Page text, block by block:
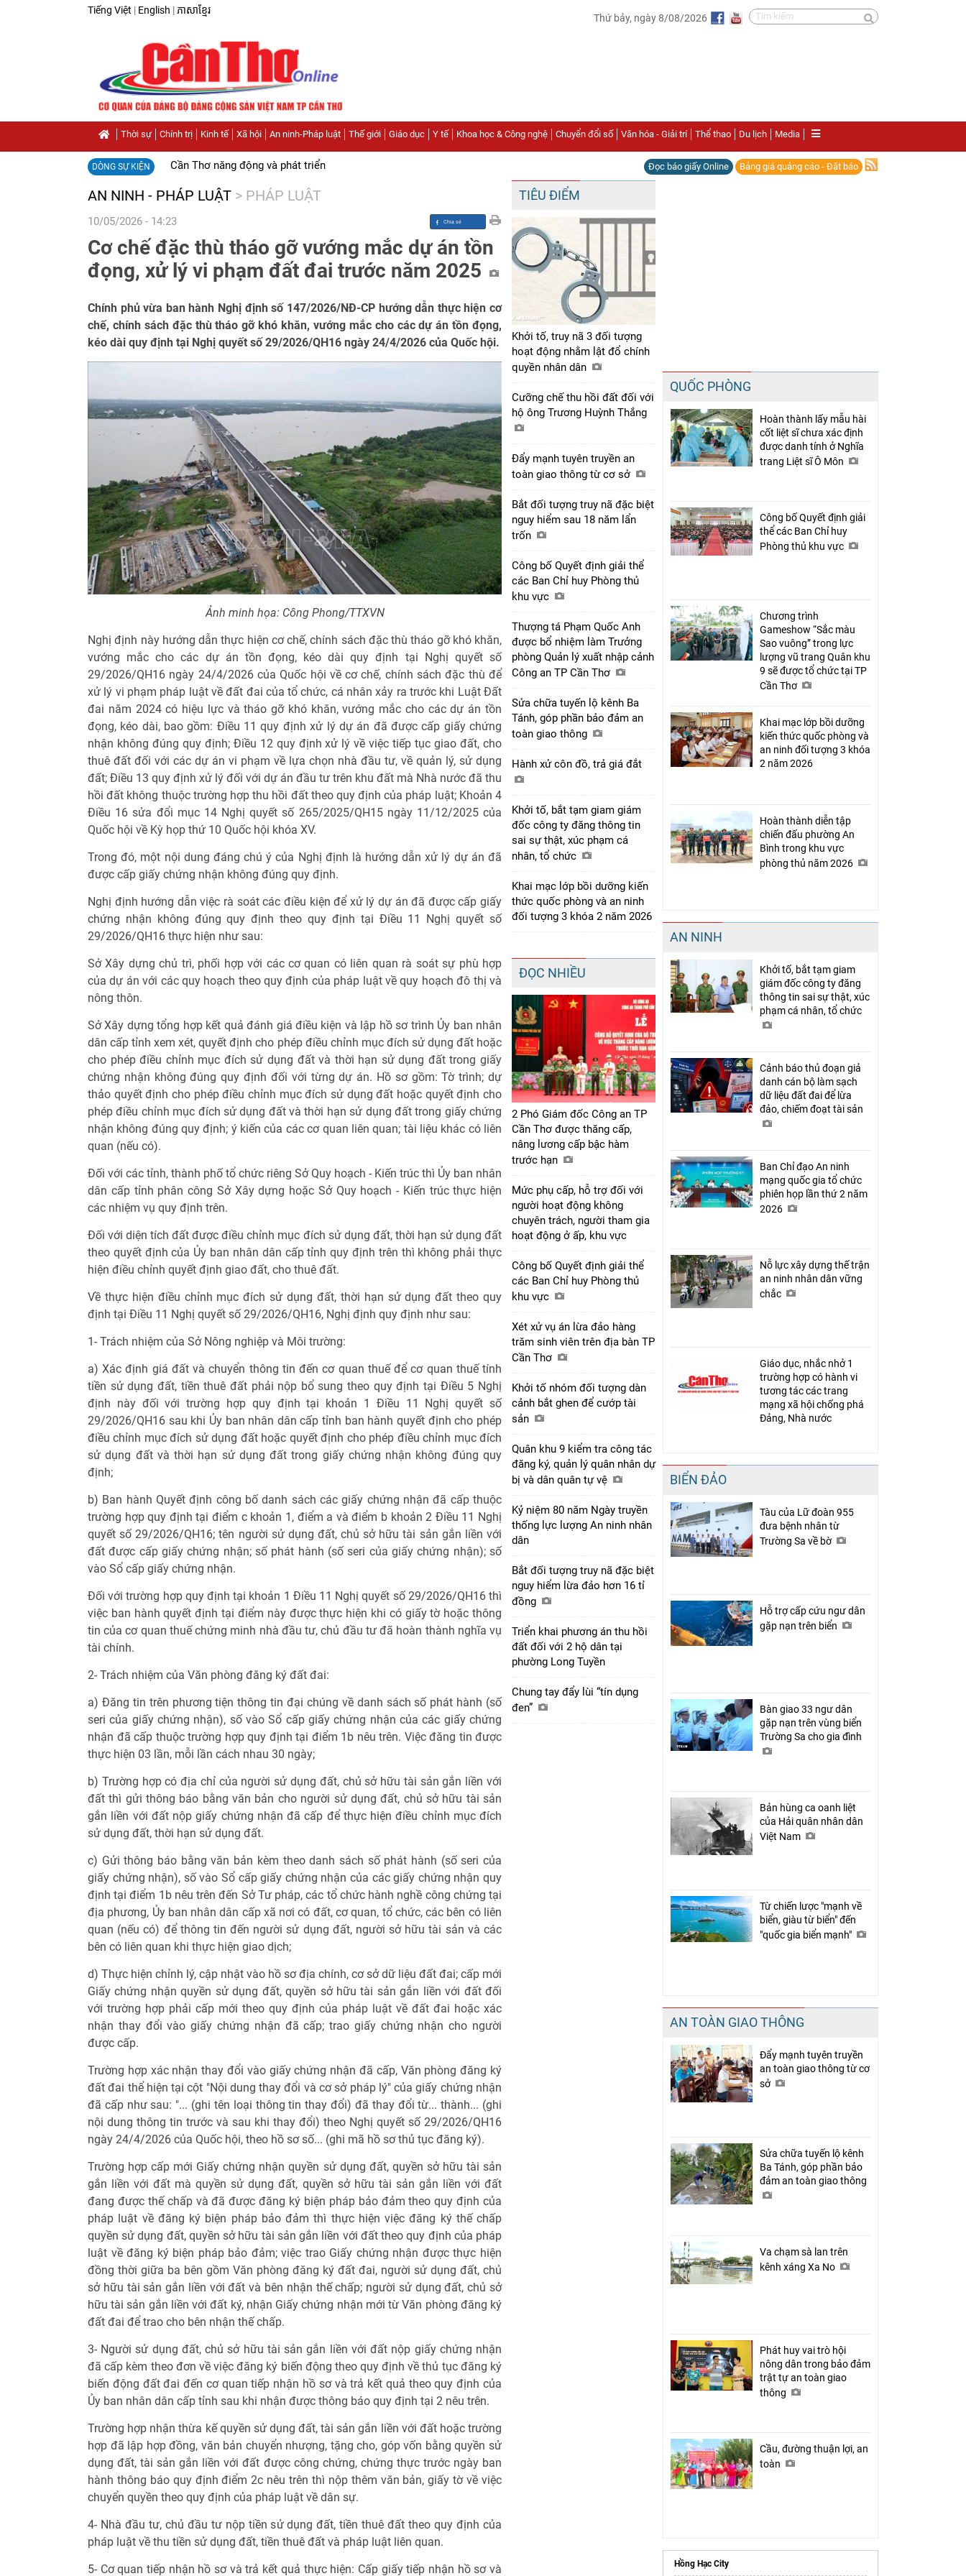
Tiếng Việt | English | ភាសាខ្មែរ
Thứ bảy, ngày 8/08/2026
Thời sự Chính trị Kinh tế Xã hội An ninh-Pháp luật Thế giới Giáo dục Y tế Khoa học & Công nghệ Chuyển đổi số Văn hóa - Giải trí Thể thao Du lịch Media
DÒNG SỰ KIỆN Cần Thơ năng động và phát triển Đọc báo giấy Online Bảng giá quảng cáo - Đặt báo
AN NINH - PHÁP LUẬT > PHÁP LUẬT
10/05/2026 - 14:23
Chia sẻ
Facebook
Cơ chế đặc thù tháo gỡ vướng mắc dự án tồn
đọng, xử lý vi phạm đất đai trước năm 2025
Chính phủ vừa ban hành Nghị định số 147/2026/NĐ-CP hướng dẫn thực hiện cơ
chế, chính sách đặc thù tháo gỡ khó khăn, vướng mắc cho các dự án tồn đọng,
kéo dài quy định tại Nghị quyết số 29/2026/QH16 ngày 24/4/2026 của Quốc hội.
Ảnh minh họa: Công Phong/TTXVN
Nghị định này hướng dẫn thực hiện cơ chế, chính sách đặc thù tháo gỡ khó khăn,
vướng mắc cho các dự án tồn đọng, kéo dài quy định tại Nghị quyết số
29/2026/QH16 ngày 24/4/2026 của Quốc hội về cơ chế, chính sách đặc thù để
xử lý vi phạm pháp luật về đất đai của tổ chức, cá nhân xảy ra trước khi Luật Đất
đai năm 2024 có hiệu lực và tháo gỡ khó khăn, vướng mắc cho các dự án tồn
đọng, kéo dài, bao gồm: Điều 11 quy định xử lý dự án đã được cấp giấy chứng
nhận không đúng quy định; Điều 12 quy định xử lý về việc tiếp tục giao đất, cho
thuê đất đối với các dự án vi phạm về lựa chọn nhà đầu tư, về quản lý, sử dụng
đất; Điều 13 quy định xử lý đối với dự án đầu tư trên khu đất mà Nhà nước đã thu
hồi đất không thuộc trường hợp thu hồi đất theo quy định của pháp luật; Khoản 4
Điều 16 sửa đổi mục 14 Nghị quyết số 265/2025/QH15 ngày 11/12/2025 của
Quốc hội về Kỳ họp thứ 10 Quốc hội khóa XV.
Trong đó, một nội dung đáng chú ý của Nghị định là hướng dẫn xử lý dự án đã
được cấp giấy chứng nhận không đúng quy định.
Nghị định hướng dẫn việc rà soát các điều kiện để xử lý dự án đã được cấp giấy
chứng nhận không đúng quy định theo quy định tại Điều 11 Nghị quyết số
29/2026/QH16 thực hiện như sau:
Sở Xây dựng chủ trì, phối hợp với các cơ quan có liên quan rà soát sự phù hợp
của dự án với các quy hoạch theo quy định của pháp luật về quy hoạch đô thị và
nông thôn.
Sở Xây dựng tổng hợp kết quả đánh giá điều kiện và lập hồ sơ trình Ủy ban nhân
dân cấp tỉnh xem xét, quyết định cho phép điều chỉnh mục đích sử dụng đất hoặc
cho phép điều chỉnh mục đích sử dụng đất và thời hạn sử dụng đất trong giấy
chứng nhận không đúng quy định đối với từng dự án. Hồ sơ gồm: Tờ trình; dự
thảo quyết định cho phép điều chỉnh mục đích sử dụng đất hoặc quyết định cho
phép điều chỉnh mục đích sử dụng đất và thời hạn sử dụng đất trong giấy chứng
nhận không đúng quy định; ý kiến của các cơ quan liên quan; tài liệu khác có liên
quan (nếu có).
Đối với các tỉnh, thành phố tổ chức riêng Sở Quy hoạch - Kiến trúc thì Ủy ban nhân
dân cấp tỉnh phân công Sở Xây dựng hoặc Sở Quy hoạch - Kiến trúc thực hiện
các nhiệm vụ quy định trên.
Đối với diện tích đất được điều chỉnh mục đích sử dụng đất, thời hạn sử dụng đất
theo quyết định của Ủy ban nhân dân cấp tỉnh quy định trên thì không phải thực
hiện điều chỉnh quyết định giao đất, cho thuê đất.
Về thực hiện điều chỉnh mục đích sử dụng đất, thời hạn sử dụng đất theo quy
định tại Điều 11 Nghị quyết số 29/2026/QH16, Nghị định quy định như sau:
1- Trách nhiệm của Sở Nông nghiệp và Môi trường:
a) Xác định giá đất và chuyển thông tin đến cơ quan thuế để cơ quan thuế tính
tiền sử dụng đất, tiền thuê đất phải nộp bổ sung theo quy định tại Điều 5 Nghị
định này đối với trường hợp quy định tại khoản 1 Điều 11 Nghị quyết số
29/2026/QH16 sau khi Ủy ban nhân dân cấp tỉnh ban hành quyết định cho phép
điều chỉnh mục đích sử dụng đất hoặc quyết định cho phép điều chỉnh mục đích
sử dụng đất và thời hạn sử dụng đất trong giấy chứng nhận không đúng quy
định;
b) Ban hành Quyết định công bố danh sách các giấy chứng nhận đã cấp thuộc
trường hợp quy định tại điểm c khoản 1, điểm a và điểm b khoản 2 Điều 11 Nghị
quyết số 29/2026/QH16; tên người sử dụng đất, chủ sở hữu tài sản gắn liền với
đất được cấp giấy chứng nhận; số phát hành (số seri của giấy chứng nhận); số
vào Sổ cấp giấy chứng nhận.
Đối với trường hợp quy định tại khoản 1 Điều 11 Nghị quyết số 29/2026/QH16 thì
việc ban hành quyết định tại điểm này được thực hiện khi có giấy tờ hoặc thông
tin của cơ quan thuế chứng minh nhà đầu tư, chủ đầu tư đã hoàn thành nghĩa vụ
tài chính.
2- Trách nhiệm của Văn phòng đăng ký đất đai:
a) Đăng tin trên phương tiện thông tin đại chúng về danh sách số phát hành (số
seri của giấy chứng nhận), số vào Sổ cấp giấy chứng nhận của các giấy chứng
nhận đã cấp thuộc trường hợp quy định tại điểm 1b nêu trên. Việc đăng tin được
thực hiện 03 lần, mỗi lần cách nhau 30 ngày;
b) Trường hợp có địa chỉ của người sử dụng đất, chủ sở hữu tài sản gắn liền với
đất thì gửi thông báo bằng văn bản cho người sử dụng đất, chủ sở hữu tài sản
gắn liền với đất nộp giấy chứng nhận đã cấp để thực hiện điều chỉnh mục đích
sử dụng đất, thời hạn sử dụng đất.
c) Gửi thông báo bằng văn bản kèm theo danh sách số phát hành (số seri của
giấy chứng nhận), số vào Sổ cấp giấy chứng nhận của các giấy chứng nhận quy
định tại điểm 1b nêu trên đến Sở Tư pháp, các tổ chức hành nghề công chứng tại
địa phương, Ủy ban nhân dân cấp xã nơi có đất, cơ quan, tổ chức, các bên có liên
quan (nếu có) để thông tin đến người sử dụng đất, người sở hữu tài sản và các
bên có liên quan khi thực hiện giao dịch;
d) Thực hiện chỉnh lý, cập nhật vào hồ sơ địa chính, cơ sở dữ liệu đất đai; cấp mới
Giấy chứng nhận quyền sử dụng đất, quyền sở hữu tài sản gắn liền với đất đối
với trường hợp phải cấp mới theo quy định của pháp luật về đất đai hoặc xác
nhận thay đổi vào giấy chứng nhận đã cấp; trao giấy chứng nhận cho người
được cấp.
Trường hợp xác nhận thay đổi vào giấy chứng nhận đã cấp, Văn phòng đăng ký
đất đai thể hiện tại cột "Nội dung thay đổi và cơ sở pháp lý" của giấy chứng nhận
đã cấp như sau: "... (ghi tên loại thông tin thay đổi) đã thay đổi từ... thành... (ghi
nội dung thông tin trước và sau khi thay đổi) theo Nghị quyết số 29/2026/QH16
ngày 24/4/2026 của Quốc hội, theo hồ sơ số... (ghi mã hồ sơ thủ tục đăng ký).
Trường hợp cấp mới Giấy chứng nhận quyền sử dụng đất, quyền sở hữu tài sản
gắn liền với đất mà quyền sử dụng đất, quyền sở hữu tài sản gắn liền với đất
đang được thế chấp và đã được đăng ký biện pháp bảo đảm theo quy định của
pháp luật về đăng ký biện pháp bảo đảm thì thực hiện việc đăng ký thế chấp
quyền sử dụng đất, quyền sở hữu tài sản gắn liền với đất theo quy định của pháp
luật về đăng ký biện pháp bảo đảm; việc trao Giấy chứng nhận được thực hiện
đồng thời giữa ba bên gồm Văn phòng đăng ký đất đai, người sử dụng đất, chủ
sở hữu tài sản gắn liền với đất và bên nhận thế chấp; người sử dụng đất, chủ sở
hữu tài sản gắn liền với đất ký, nhận Giấy chứng nhận mới từ Văn phòng đăng ký
đất đai để trao cho bên nhận thế chấp.
3- Người sử dụng đất, chủ sở hữu tài sản gắn liền với đất nộp giấy chứng nhận
đã cấp kèm theo đơn về việc đăng ký biến động theo quy định về thủ tục đăng ký
biến động đất đai đến cơ quan tiếp nhận hồ sơ và trả kết quả theo quy định của
Ủy ban nhân dân cấp tỉnh sau khi nhận được thông báo quy định tại 2 nêu trên.
Trường hợp nhận thừa kế quyền sử dụng đất, tài sản gắn liền với đất hoặc trường
hợp đã lập hợp đồng, văn bản chuyển nhượng, tặng cho, góp vốn bằng quyền sử
dụng đất, tài sản gắn liền với đất được công chứng, chứng thực trước ngày ban
hành thông báo quy định điểm 2c nêu trên thì nộp thêm văn bản, giấy tờ về việc
chuyển quyền theo quy định của pháp luật về dân sự.
4- Nhà đầu tư, chủ đầu tư nộp tiền sử dụng đất, tiền thuê đất theo quy định của
pháp luật về thu tiền sử dụng đất, tiền thuê đất và pháp luật liên quan.
5- Cơ quan tiếp nhận hồ sơ và trả kết quả thực hiện: Cấp giấy tiếp nhận hồ sơ và
TIÊU ĐIỂM
Khởi tố, truy nã 3 đối tượng
hoạt động nhằm lật đổ chính
quyền nhân dân
Cưỡng chế thu hồi đất đối với
hộ ông Trương Huỳnh Thắng
Đẩy mạnh tuyên truyền an
toàn giao thông từ cơ sở
Bắt đối tượng truy nã đặc biệt
nguy hiểm sau 18 năm lẩn
trốn
Công bố Quyết định giải thể
các Ban Chỉ huy Phòng thủ
khu vực
Thượng tá Phạm Quốc Anh
được bổ nhiệm làm Trưởng
phòng Quản lý xuất nhập cảnh
Công an TP Cần Thơ
Sửa chữa tuyến lộ kênh Ba
Tánh, góp phần bảo đảm an
toàn giao thông
Hành xử côn đồ, trả giá đắt
Khởi tố, bắt tạm giam giám
đốc công ty đăng thông tin
sai sự thật, xúc phạm cá
nhân, tổ chức
Khai mạc lớp bồi dưỡng kiến
thức quốc phòng và an ninh
đối tượng 3 khóa 2 năm 2026
ĐỌC NHIỀU
2 Phó Giám đốc Công an TP
Cần Thơ được thăng cấp,
nâng lương cấp bậc hàm
trước hạn
Mức phụ cấp, hỗ trợ đối với
người hoạt động không
chuyên trách, người tham gia
hoạt động ở ấp, khu vực
Công bố Quyết định giải thể
các Ban Chỉ huy Phòng thủ
khu vực
Xét xử vụ án lừa đảo hàng
trăm sinh viên trên địa bàn TP
Cần Thơ
Khởi tố nhóm đối tượng dàn
cảnh bắt ghen để cướp tài
sản
Quân khu 9 kiểm tra công tác
đăng ký, quản lý quân nhân dự
bị và dân quân tự vệ
Kỷ niệm 80 năm Ngày truyền
thống lực lượng An ninh nhân
dân
Bắt đối tượng truy nã đặc biệt
nguy hiểm lừa đảo hơn 16 tỉ
đồng
Triển khai phương án thu hồi
đất đối với 2 hộ dân tại
phường Long Tuyền
Chung tay đẩy lùi “tín dụng
đen”
QUỐC PHÒNG
Hoàn thành lấy mẫu hài
cốt liệt sĩ chưa xác định
được danh tính ở Nghĩa
trang Liệt sĩ Ô Môn
Công bố Quyết định giải
thể các Ban Chỉ huy
Phòng thủ khu vực
Chương trình
Gameshow “Sắc màu
Sao vuông” trong lực
lượng vũ trang Quân khu
9 sẽ được tổ chức tại TP
Cần Thơ
Khai mạc lớp bồi dưỡng
kiến thức quốc phòng và
an ninh đối tượng 3 khóa
2 năm 2026
Hoàn thành diễn tập
chiến đấu phường An
Bình trong khu vực
phòng thủ năm 2026
AN NINH
Khởi tố, bắt tạm giam
giám đốc công ty đăng
thông tin sai sự thật, xúc
phạm cá nhân, tổ chức
Cảnh báo thủ đoạn giả
danh cán bộ làm sạch
dữ liệu đất đai để lừa
đảo, chiếm đoạt tài sản
Ban Chỉ đạo An ninh
mạng quốc gia tổ chức
phiên họp lần thứ 2 năm
2026
Nỗ lực xây dựng thế trận
an ninh nhân dân vững
chắc
Giáo dục, nhắc nhở 1
trường hợp có hành vi
tương tác các trang
mạng xã hội chống phá
Đảng, Nhà nước
BIỂN ĐẢO
Tàu của Lữ đoàn 955
đưa bệnh nhân từ
Trường Sa về bờ
Hỗ trợ cấp cứu ngư dân
gặp nạn trên biển
Bàn giao 33 ngư dân
gặp nạn trên vùng biển
Trường Sa cho gia đình
Bản hùng ca oanh liệt
của Hải quân nhân dân
Việt Nam
Từ chiến lược "mạnh về
biển, giàu từ biển" đến
"quốc gia biển mạnh"
AN TOÀN GIAO THÔNG
Đẩy mạnh tuyên truyền
an toàn giao thông từ cơ
sở
Sửa chữa tuyến lộ kênh
Ba Tánh, góp phần bảo
đảm an toàn giao thông
Va chạm sà lan trên
kênh xáng Xa No
Phát huy vai trò hội
nông dân trong bảo đảm
trật tự an toàn giao
thông
Cầu, đường thuận lợi, an
toàn
Hồng Hạc City